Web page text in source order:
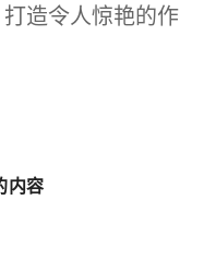
造令人惊艳的作
内容